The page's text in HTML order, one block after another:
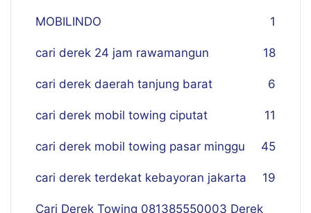
MOBILINDO 1
cari derek 24 jam rawamangun 18
cari derek daerah tanjung barat 6
cari derek mobil towing ciputat 11
cari derek mobil towing pasar minggu 45
cari derek terdekat kebayoran jakarta 19
Cari Derek Towing 081385550003 Derek